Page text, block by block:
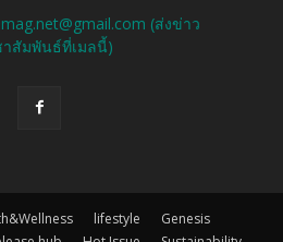
(ส่งข่าว
สัมพันธ์ที่เมลนี้)
lifestyle
Genesis